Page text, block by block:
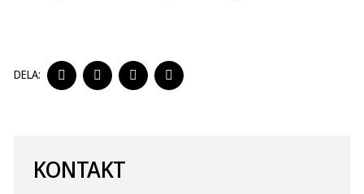
DELA:
DELA
PÅ
DELA
PÅ
DELA
PÅ
PÅ
KONTAKT